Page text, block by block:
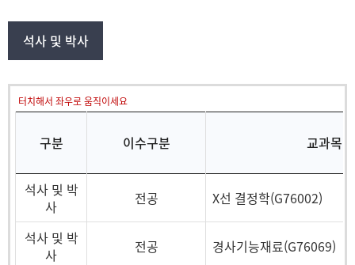
석사 및 박사
터치해서 좌우로 움직이세요
구분 이수구분 교과목
석사 및 박
사
전공 X선 결정학(G76002)
석사 및 박
사
전공 경사기능재료(G76069)